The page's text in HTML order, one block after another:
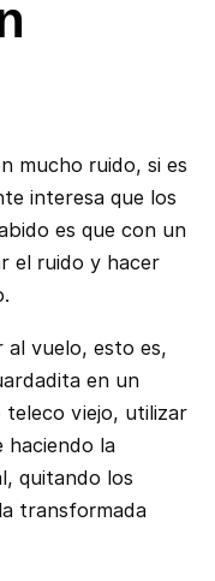
mucho ruido, si es
interesa que los
es que con un
el ruido y hacer
al vuelo, esto es,
en un
teleco viejo, utilizar
haciendo la
quitando los
transformada